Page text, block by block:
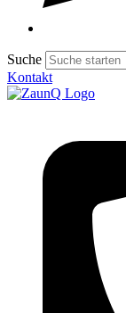
Suche
Kontakt